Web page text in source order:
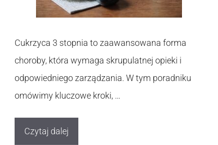
Cukrzyca 3 stopnia to zaawansowana forma
choroby, która wymaga skrupulatnej opieki i
odpowiedniego zarządzania. W tym poradniku
omówimy kluczowe kroki, …
Czytaj dalej